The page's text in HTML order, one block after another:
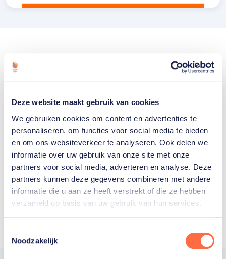
Deze website maakt gebruik van cookies
We gebruiken cookies om content en advertenties te
personaliseren, om functies voor social media te bieden
en om ons websiteverkeer te analyseren. Ook delen we
informatie over uw gebruik van onze site met onze
partners voor social media, adverteren en analyse. Deze
partners kunnen deze gegevens combineren met andere
informatie die u aan ze heeft verstrekt of die ze hebben
verzameld op basis van uw gebruik van hun services.
Noodzakelijk
Welke Nederlanders hebben er
ooit meegedaan aan de
Olympische Spelen?